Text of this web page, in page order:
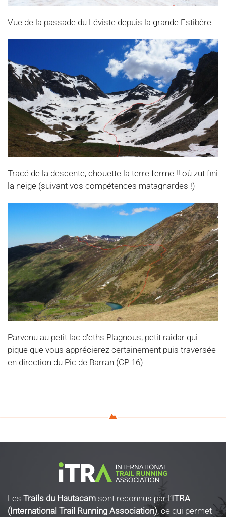
Vue de la passade du Léviste depuis la grande Estibère
Tracé de la descente, chouette la terre ferme !! où zut fini
la neige (suivant vos compétences matagnardes !)
Parvenu au petit lac d'eths Plagnous, petit raidar qui
pique que vous apprécierez certainement puis traversée
en direction du Pic de Barran (CP 16)
Les Trails du Hautacam sont reconnus par l’ITRA
(International Trail Running Association), ce qui permet